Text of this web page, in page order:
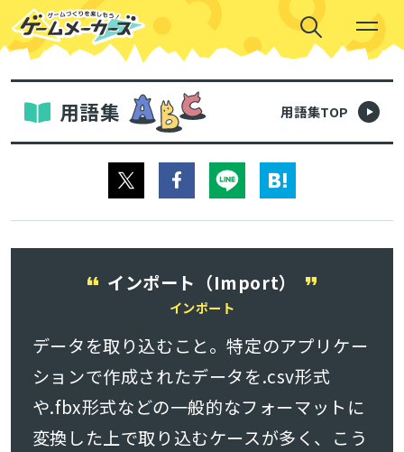
用語集 用語集TOP
インポート（Import）
インポート
データを取り込むこと。特定のアプリケー
ションで作成されたデータを.csv形式
や.fbx形式などの一般的なフォーマットに
変換した上で取り込むケースが多く、こう